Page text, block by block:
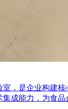
，是企业构建
成能力，为食品